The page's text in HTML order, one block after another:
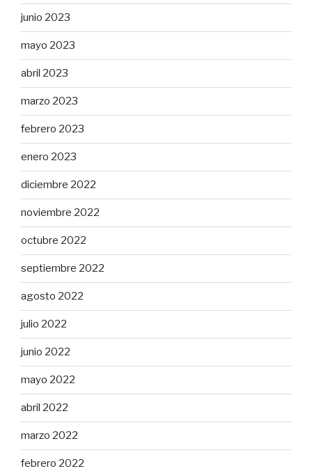
junio 2023
mayo 2023
abril 2023
marzo 2023
febrero 2023
enero 2023
diciembre 2022
noviembre 2022
octubre 2022
septiembre 2022
agosto 2022
julio 2022
junio 2022
mayo 2022
abril 2022
marzo 2022
febrero 2022